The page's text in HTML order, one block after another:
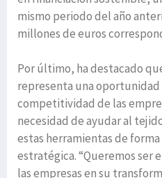
mismo periodo del año
millones de euros
Por último, ha destacado
representa una oportunidad
competitividad de las
necesidad de ayudar al
estas herramientas de
estratégica. “Queremos ser
las empresas en su